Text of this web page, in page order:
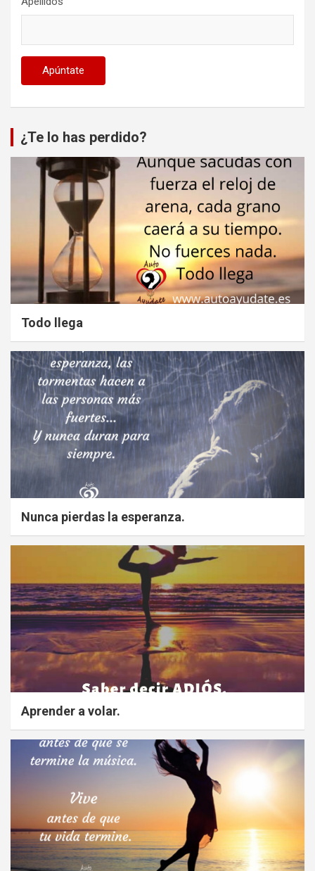
¿Te lo has perdido?
Todo llega
Nunca pierdas la esperanza.
Aprender a volar.